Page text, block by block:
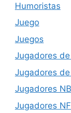
Humoristas
Juego
Juegos
Jugadores
Jugadores
Jugadores
Jugadores